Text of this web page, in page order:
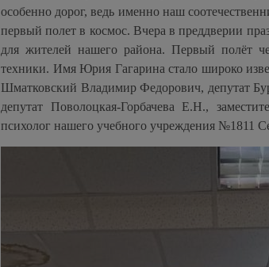
особенно дорог, ведь именно наш
первый полет в космос. Вчера в преддверии
для жителей нашего района. Первый полёт
техники. Имя Юрия Гагарина стало широко
Шматковский Владимир Федорович, депутат
депутат Поволоцкая-Горбачева Е.Н.,
психолог нашего учебного учреждения №1811